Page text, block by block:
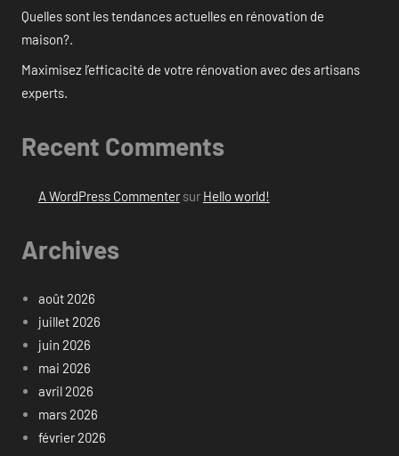
Quelles sont les tendances actuelles en rénovation de
maison?.
Maximisez l’efficacité de votre rénovation avec des artisans
experts.
Recent Comments
A WordPress Commentersur Hello world!
Archives
août 2026
juillet 2026
juin 2026
mai 2026
avril 2026
mars 2026
février 2026